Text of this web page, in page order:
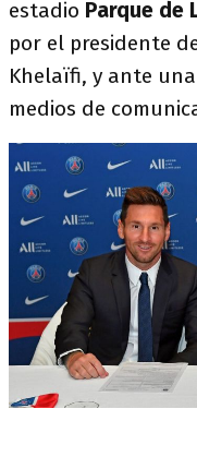
estadio Parque de
por el presidente
Khelaïfi, y ante
medios de